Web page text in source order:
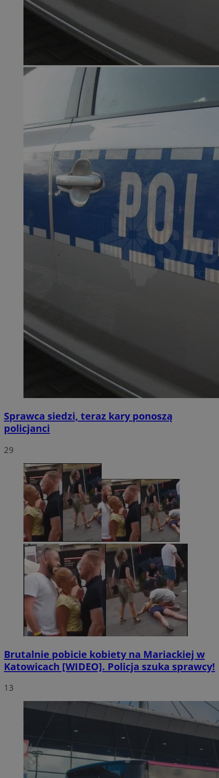
Sprawca siedzi, teraz kary ponoszą
policjanci
29
Brutalnie pobicie kobiety na Mariackiej w
Katowicach [WIDEO]. Policja szuka sprawcy!
13